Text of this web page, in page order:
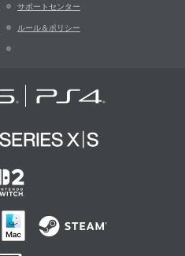
サポートセンター
ルール＆ポリシー